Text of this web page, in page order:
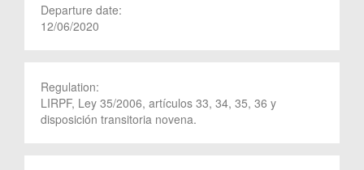
Departure date:
12/06/2020
Regulation:
LIRPF, Ley 35/2006, artículos 33, 34, 35, 36 y
disposición transitoria novena.